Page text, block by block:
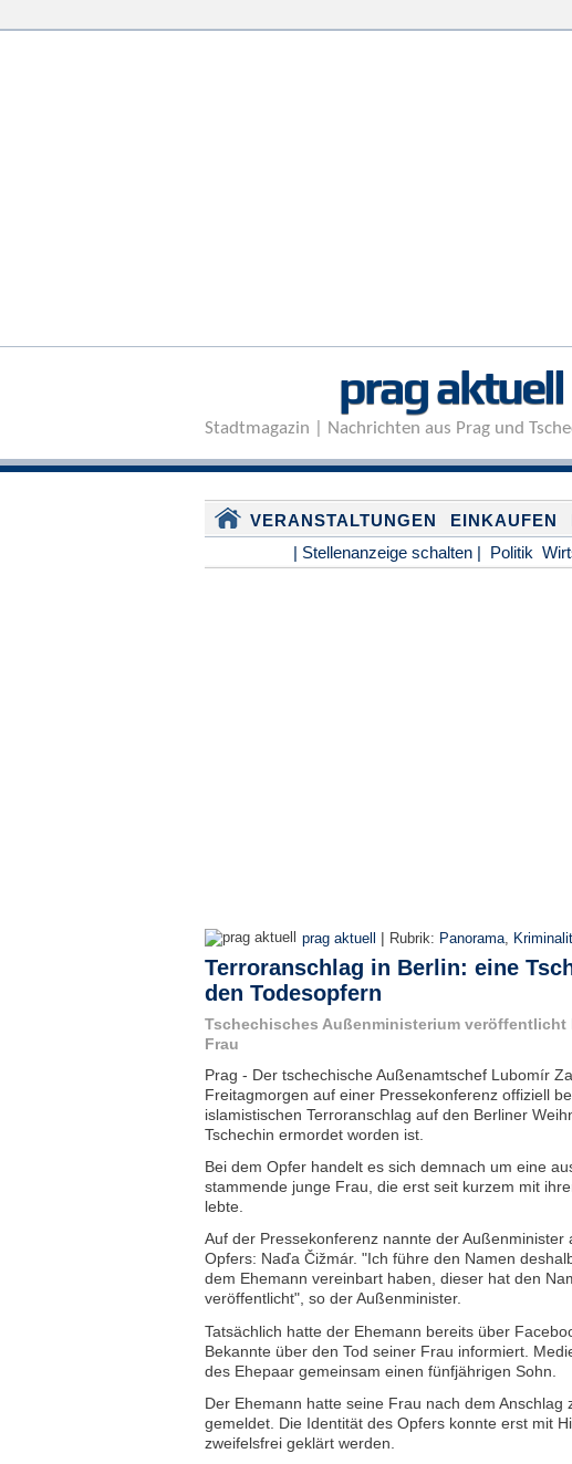
prag aktuell
Stadtmagazin | Nachrichten aus Prag und
VERANSTALTUNGEN EINKAUFEN
| Stellenanzeige schalten | Politik
prag aktuell | Rubrik: Panorama,
Terroranschlag in Berlin: eine
den Todesopfern
Tschechisches Außenministerium veröffentlicht
Frau
Prag - Der tschechische Außenamtschef Lubomír
Freitagmorgen auf einer Pressekonferenz offiziell
islamistischen Terroranschlag auf den Berliner
Tschechin ermordet worden ist.
Bei dem Opfer handelt es sich demnach um eine
stammende junge Frau, die erst seit kurzem mit
lebte.
Auf der Pressekonferenz nannte der Außenminister
Opfers: Naďa Čižmár. "Ich führe den Namen
dem Ehemann vereinbart haben, dieser hat den
veröffentlicht", so der Außenminister.
Tatsächlich hatte der Ehemann bereits über
Bekannte über den Tod seiner Frau informiert.
des Ehepaar gemeinsam einen fünfjährigen Sohn.
Der Ehemann hatte seine Frau nach dem Anschlag
gemeldet. Die Identität des Opfers konnte erst mit
zweifelsfrei geklärt werden.